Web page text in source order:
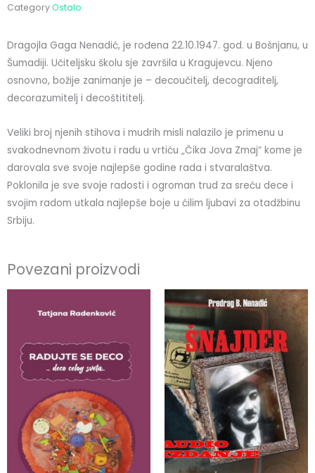
važno
CategoryOstalo
Dragojla Gaga Nenadić, je rođena 22.10.1947. god. u Bošnjanu, u
Šumadiji. Učiteljsku školu sje završila u Kragujevcu. Njeno
osnovno, božije zanimanje je – decoučitelj, decograditelj,
decorazumitelj i decoštititelj.
Veliki broj njenih stihova i mudrih misli nalazilo je primenu u
svakodnevnom životu i radu u vrtiću „Čika Jova Zmaj“ kome je
darovala sve svoje najlepše godine rada i stvaralaštva.
Poklonila je sve svoje radosti i ogroman trud za sreću dece i
svojim radom utkala najlepše boje u ćilim ljubavi za otadžbinu
Srbiju.
Povezani proizvodi